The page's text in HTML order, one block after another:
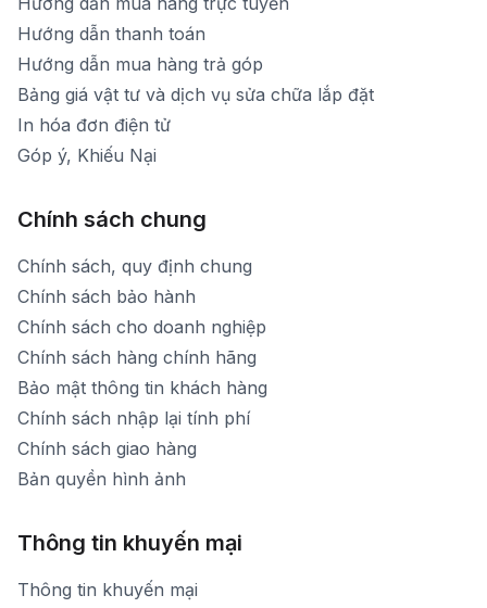
Hướng dẫn thanh toán
Hướng dẫn mua hàng trả góp
Bảng giá vật tư và dịch vụ sửa chữa lắp đặt
In hóa đơn điện tử
Góp ý, Khiếu Nại
Chính sách chung
Chính sách, quy định chung
Chính sách bảo hành
Chính sách cho doanh nghiệp
Chính sách hàng chính hãng
Bảo mật thông tin khách hàng
Chính sách nhập lại tính phí
Chính sách giao hàng
Bản quyền hình ảnh
Thông tin khuyến mại
Thông tin khuyến mại